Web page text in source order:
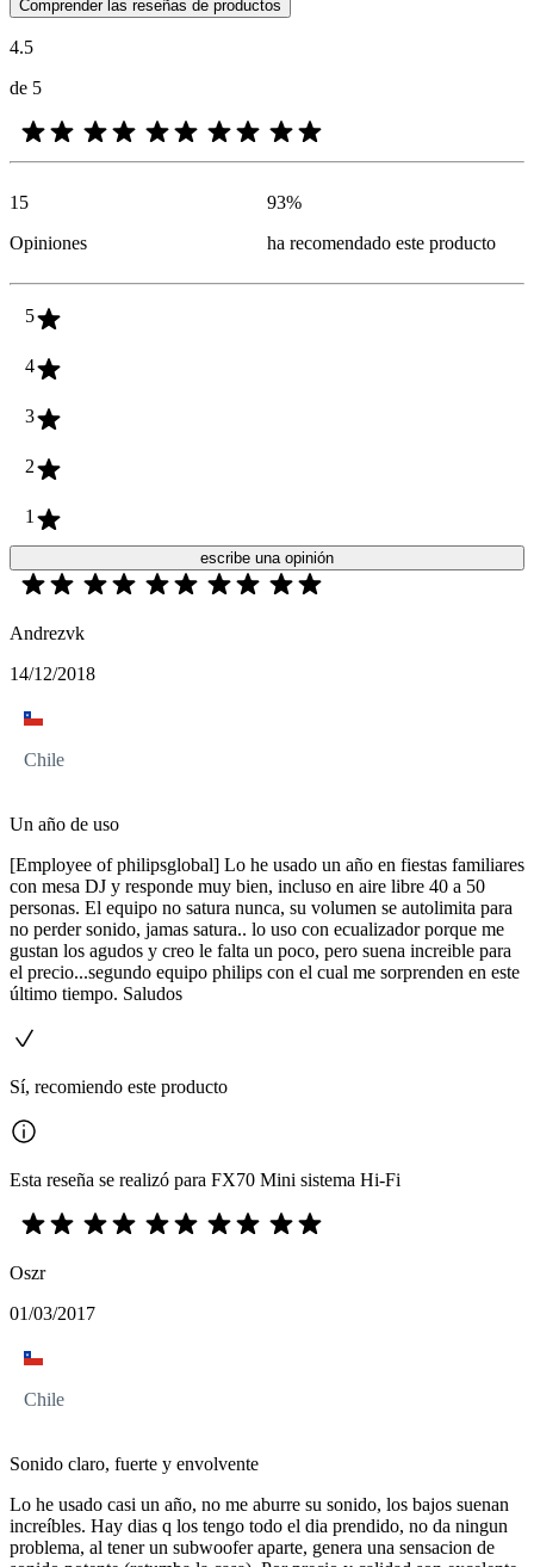
Comprender las reseñas de productos
4.5
de 5
15
Opiniones
93%
ha recomendado este producto
5
4
3
2
1
escribe una opinión
Andrezvk
14/12/2018
Chile
Un año de uso
[Employee of philipsglobal] Lo he usado un año en fiestas familiares
con mesa DJ y responde muy bien, incluso en aire libre 40 a 50
personas. El equipo no satura nunca, su volumen se autolimita para
no perder sonido, jamas satura.. lo uso con ecualizador porque me
gustan los agudos y creo le falta un poco, pero suena increible para
el precio...segundo equipo philips con el cual me sorprenden en este
último tiempo. Saludos
Sí, recomiendo este producto
Esta reseña se realizó para FX70 Mini sistema Hi-Fi
Oszr
01/03/2017
Chile
Sonido claro, fuerte y envolvente
Lo he usado casi un año, no me aburre su sonido, los bajos suenan
increíbles. Hay dias q los tengo todo el dia prendido, no da ningun
problema, al tener un subwoofer aparte, genera una sensacion de